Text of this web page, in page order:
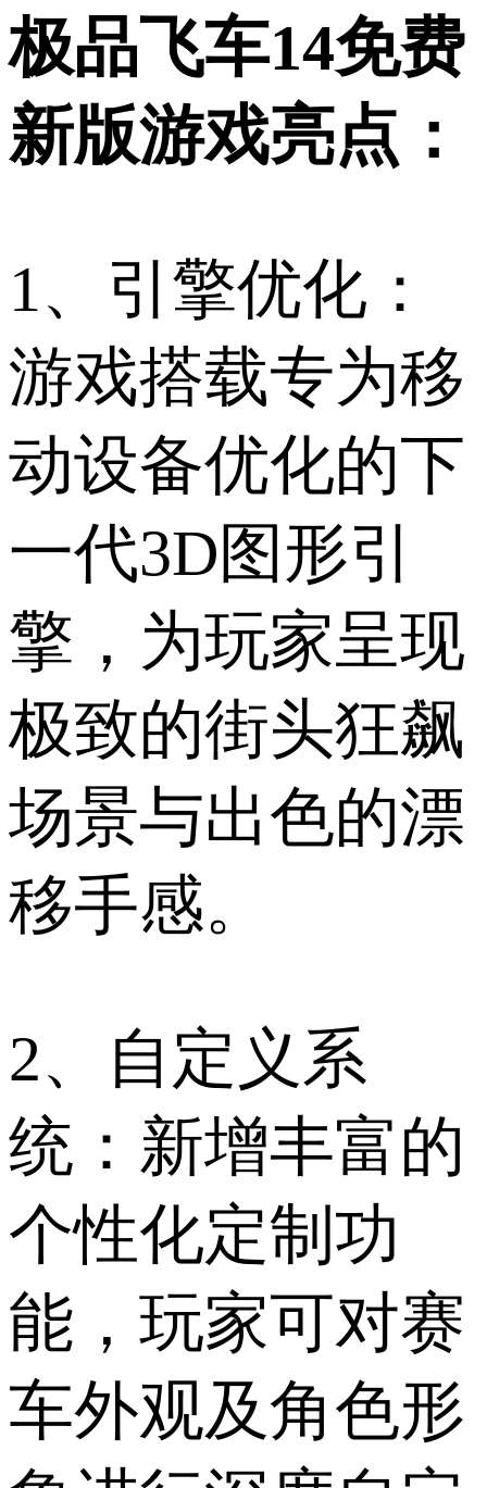
极品飞车14免费
新版游戏亮点：
1、引擎优化：
游戏搭载专为移
动设备优化的下
一代3D图形引
擎，为玩家呈现
极致的街头狂飙
场景与出色的漂
移手感。
2、自定义系
统：新增丰富的
个性化定制功
能，玩家可对赛
车外观及角色形